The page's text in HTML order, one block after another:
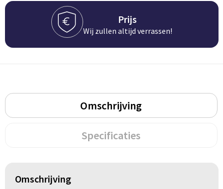
Bloembollen en zaden
Kweektuintjes
Golfballen
Golfartikelen
Kweektuintjes
Prijs
Wij zullen altijd verrassen!
Omschrijving
Specificaties
Omschrijving